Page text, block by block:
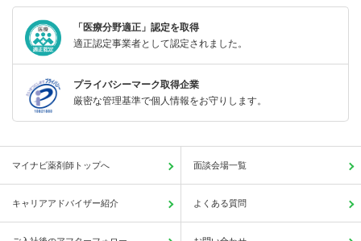
「医療分野適正」認定を取得
適正認定事業者として認定されました。
プライバシーマーク取得企業
厳密な管理基準で個人情報をお守りします。
マイナビ薬剤師トップへ 面談会場一覧
キャリアアドバイザー紹介 よくある質問